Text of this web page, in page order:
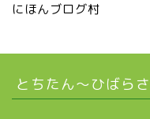
にほんブログ村
とちたん〜ひばら